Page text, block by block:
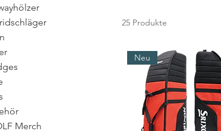
Merch
25 Produkte
Neu